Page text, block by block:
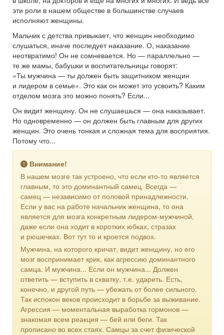
эти роли в нашем обществе в большинстве случаев
исполняют женщины.
Мальчик с детства привыкает, что женщин необходимо
слушаться, иначе последует наказание. О, наказание
неотвратимо! Он не сомневается. Но — параллельно —
те же мамы, бабушки и воспитательницы говорят:
«Ты мужчина — ты должен быть защитником женщин
и лидером в семье». Это как он может это усвоить? Каким
отделом мозга это можно понять? Если...
Он видит женщину. Он не слушаешься — она наказывает.
Но одновременно — он должен быть главным для других
женщин. Это очень тонкая и сложная тема для восприятия.
Потому что...
Внимание!
В нашем мозге так устроено, что если кто-то является
главным, то это доминантный самец. Всегда —
самец — независимо от половой принадлежности.
Если у вас на работе начальник женщина, то она
является для мозга конкретным лидером-мужчиной,
даже если она ходит в коротких юбках, стразах
и рюшечках. Вот тут то и кроется подвох.
Мужчина, на которого кричат, видит женщину, но его
мозг воспринимает крик, как агрессию доминантного
самца. И мужчина... Если он мужчина... Должен
ответить — вступить в схватку, т.е. ударить. Есть,
конечно, и другой путь — убежать от более сильного.
Так испокон веков происходит в борьбе за выживание.
Агрессия — моментальная выработка гормонов —
знакомая всем реакция — бей или беги. Так
прописано во всех стаях. Самцы за счет физической